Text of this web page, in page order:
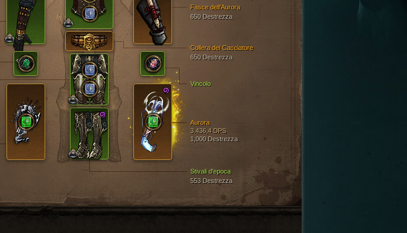
Stivali d'epoca
553 Destrezza
Fasce dell'Aurora
650 Destrezza
Aurora
3.436,4 DPS
1,000 Destrezza
Collera del Cacciatore
650 Destrezza
Vincolo